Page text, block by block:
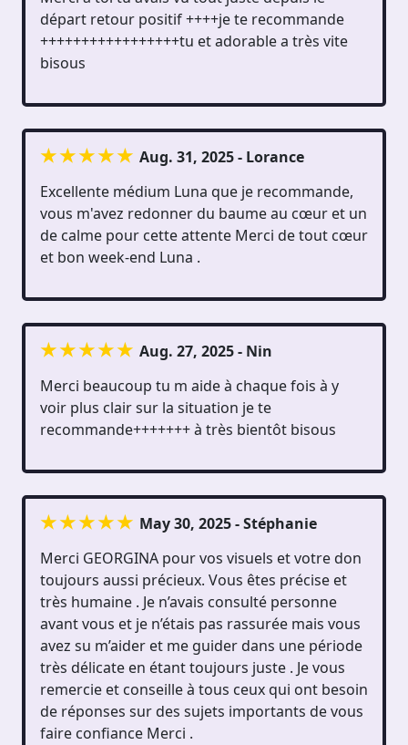
départ retour positif ++++je te recommande
+++++++++++++++++tu et adorable a très vite
bisous
Aug. 31, 2025 - Lorance
Excellente médium Luna que je recommande,
vous m'avez redonner du baume au cœur et un
de calme pour cette attente Merci de tout cœur
et bon week-end Luna .
Aug. 27, 2025 - Nin
Merci beaucoup tu m aide à chaque fois à y
voir plus clair sur la situation je te
recommande+++++++ à très bientôt bisous
May 30, 2025 - Stéphanie
Merci GEORGINA pour vos visuels et votre don
toujours aussi précieux. Vous êtes précise et
très humaine . Je n’avais consulté personne
avant vous et je n’étais pas rassurée mais vous
avez su m’aider et me guider dans une période
très délicate en étant toujours juste . Je vous
remercie et conseille à tous ceux qui ont besoin
de réponses sur des sujets importants de vous
faire confiance Merci .